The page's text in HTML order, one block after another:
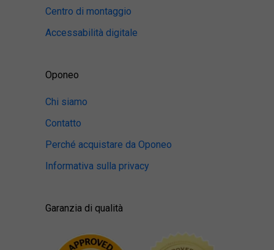
Centro di montaggio
Accessabilità digitale
Oponeo
Chi siamo
Contatto
Perché acquistare da Oponeo
Informativa sulla privacy
Garanzia di qualità